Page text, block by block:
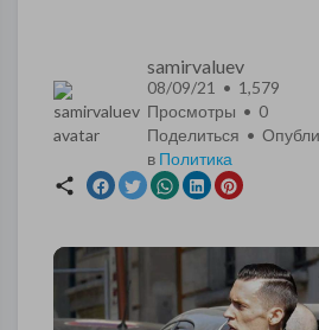
samirvaluev
08/09/21 • 1,579
Просмотры • 0
Поделиться •
в Политика